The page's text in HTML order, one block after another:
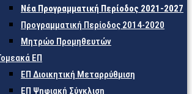
Νέα Προγραμματική Περίοδος 2021-2027
Προγραμματική Περίοδος 2014-2020
Μητρώο Προμηθευτών
ΕΠ
ΕΠ Διοικητική Μεταρρύθμιση
ΕΠ Ψηφιακή Σύγκλιση